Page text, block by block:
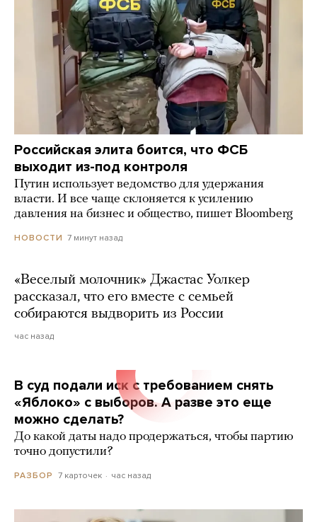
Российская элита боится, что ФСБ
выходит из-под контроля
Путин использует ведомство для удержания
власти. И все чаще склоняется к усилению
давления на бизнес и общество, пишет Bloomberg
НОВОСТИ 7 минут назад
«Веселый молочник» Джастас Уолкер
рассказал, что его вместе с семьей
собираются выдворить из России
час назад
В суд подали иск с требованием снять
«Яблоко» с выборов. А разве это еще
можно сделать?
До какой даты надо продержаться, чтобы партию
точно допустили?
РАЗБОР 7 карточек час назад